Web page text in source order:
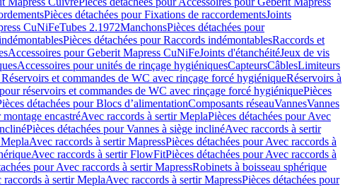
Pièces détachées pour Fixations de raccordementsJoints
CuNiFeTubes 2.1972ManchonsPièces détachées pour
Pièces détachées pour Raccords indémontablesRaccords et
Accessoires pour Geberit Mapress CuNiFeJoints d'étanchéitéJeux de vis
Accessoires pour unités de rinçage hygiéniquesCapteursCâblesLimiteurs
Réservoirs et commandes de WC avec rinçage forcé hygiéniqueRéservoirs à
réservoirs et commandes de WC avec rinçage forcé hygiéniquePièces
détachées pour Blocs d’alimentationComposants réseauVannesVannes
encastréAvec raccords à sertir MeplaPièces détachées pour Avec
Pièces détachées pour Vannes à siège inclinéAvec raccords à sertir
Avec raccords à sertir MapressPièces détachées pour Avec raccords à
Avec raccords à sertir FlowFitPièces détachées pour Avec raccords à
pour Avec raccords à sertir MapressRobinets à boisseau sphérique
raccords à sertir MeplaAvec raccords à sertir MapressPièces détachées pour